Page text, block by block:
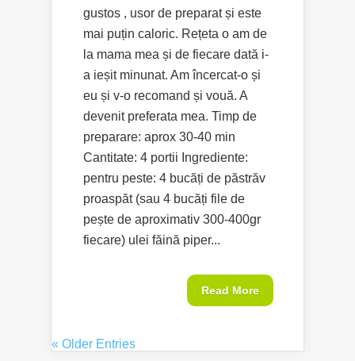
gustos , usor de preparat și este
mai puțin caloric. Rețeta o am de
la mama mea și de fiecare dată i-
a ieșit minunat. Am încercat-o și
eu și v-o recomand și vouă. A
devenit preferata mea. Timp de
preparare: aprox 30-40 min
Cantitate: 4 portii Ingrediente:
pentru peste: 4 bucăți de păstrăv
proaspăt (sau 4 bucăți file de
pește de aproximativ 300-400gr
fiecare) ulei făină piper...
Read More
« Older Entries